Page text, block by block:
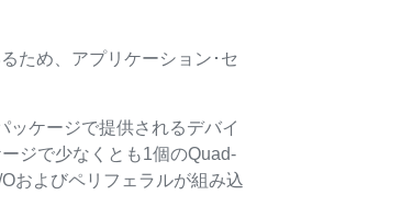
ため、アプリケーション･セ
ケージで提供されるデバイ
ジで少なくとも1個のQuad-
およびペリフェラルが組み込